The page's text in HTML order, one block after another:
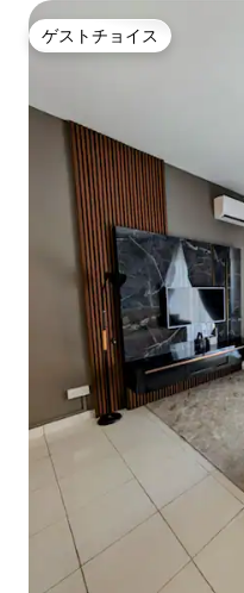
ゲストチョイス
ゲストチョイス